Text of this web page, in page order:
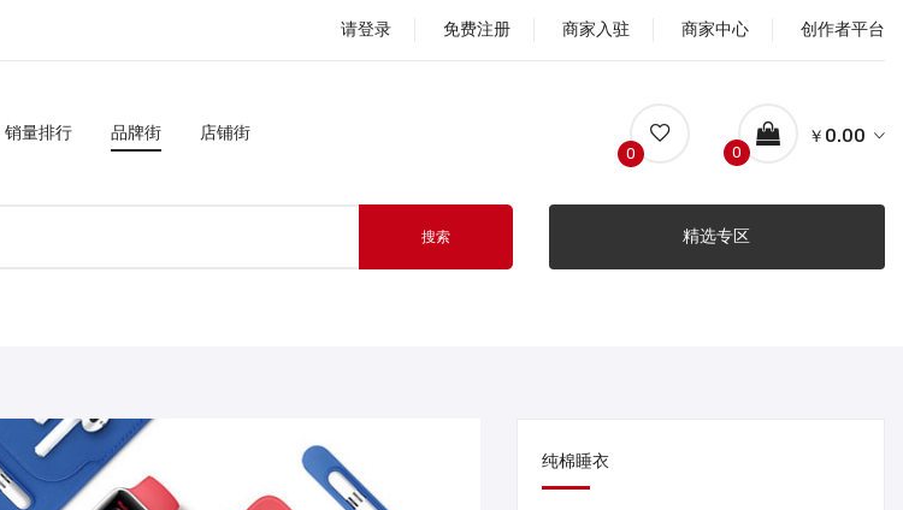
请登录 免费注册 商家入驻 商家中心 创作者平台
销量排行 品牌街 店铺街
0
￥0.00
0
搜索 精选专区
纯棉睡衣